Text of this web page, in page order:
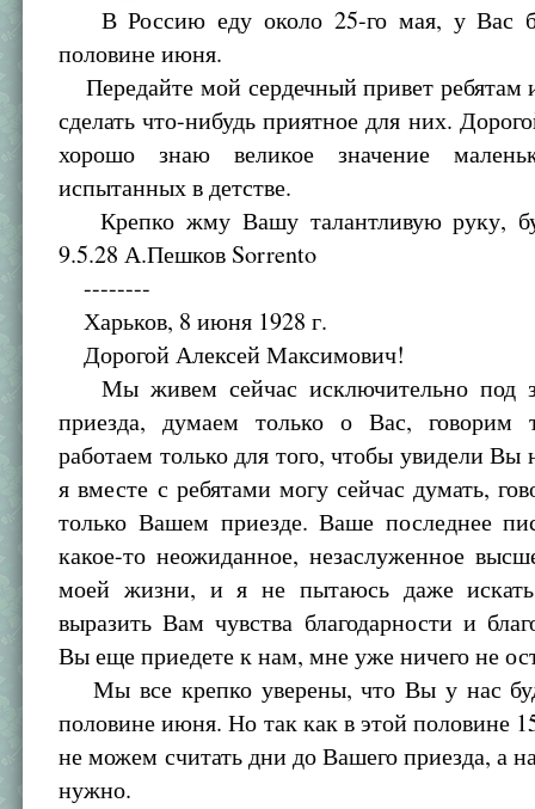
В Россию еду около 25-го мая, у Вас
половине июня.
Передайте мой сердечный привет ребятам
сделать что-нибудь приятное для них.
хорошо знаю великое значение
испытанных в детстве.
Крепко жму Вашу талантливую руку,
9.5.28 А.Пешков Sorrento
--------
Харьков, 8 июня 1928 г.
Дорогой Алексей Максимович!
Мы живем сейчас исключительно под
приезда, думаем только о Вас, говорим
работаем только для того, чтобы увидели
я вместе с ребятами могу сейчас думать,
только Вашем приезде. Ваше последнее
какое-то неожиданное, незаслуженное
моей жизни, и я не пытаюсь даже
выразить Вам чувства благодарности и
Вы еще приедете к нам, мне уже ничего не
Мы все крепко уверены, что Вы у нас
половине июня. Но так как в этой половине
не можем считать дни до Вашего приезда, а
нужно.